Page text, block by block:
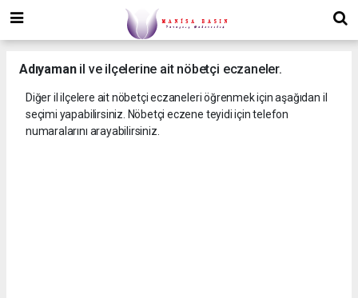
Adıyamanil ve ilçelerine ait nöbetçi eczaneler.
Diğer il ilçelere ait nöbetçi eczaneleri öğrenmek için aşağıdan il
seçimi yapabilirsiniz. Nöbetçi eczene teyidi için telefon
numaralarını arayabilirsiniz.